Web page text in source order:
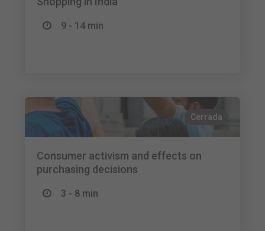
9 - 14 min
Cerrada
Consumer activism and effects on
purchasing decisions
3 - 8 min